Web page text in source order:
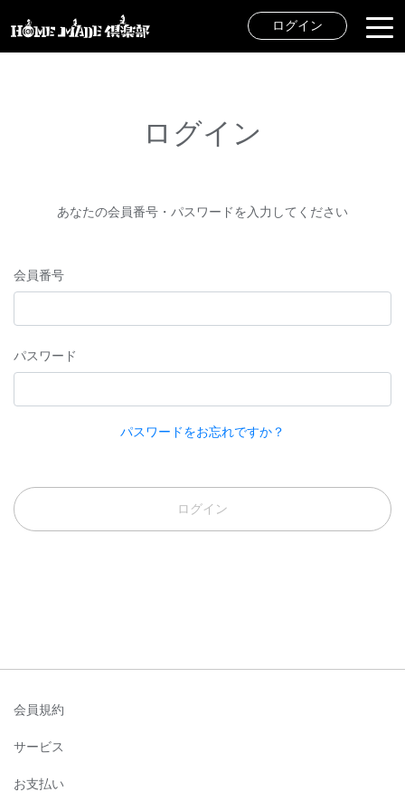
ログイン
ログイン
あなたの会員番号・パスワードを入力してください
会員番号
パスワード
パスワードをお忘れですか？
ログイン
会員規約
サービス
お支払い